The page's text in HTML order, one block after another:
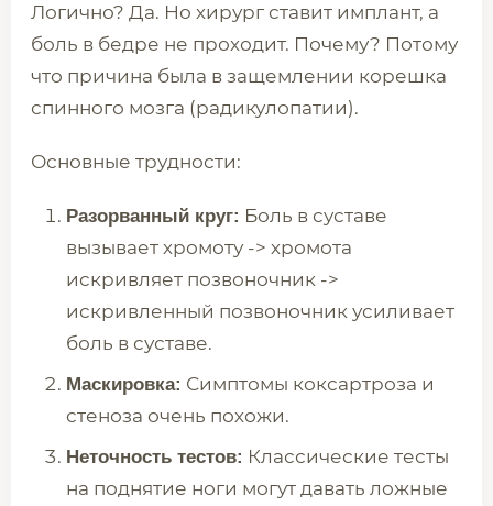
Логично? Да. Но хирург ставит имплант, а
боль в бедре не проходит. Почему? Потому
что причина была в защемлении корешка
спинного мозга (радикулопатии).
Основные трудности:
Разорванный круг: Боль в суставе
вызывает хромоту -> хромота
искривляет позвоночник ->
искривленный позвоночник усиливает
боль в суставе.
Маскировка: Симптомы коксартроза и
стеноза очень похожи.
Неточность тестов: Классические тесты
на поднятие ноги могут давать ложные